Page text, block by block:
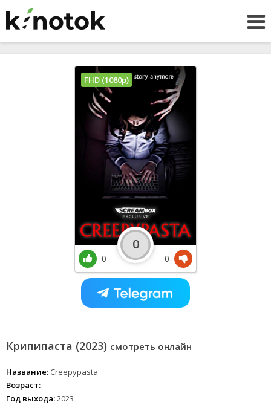
Крипипаста (2023) смотреть онлайн
Название: Creepypasta
Возраст:
Год выхода:2023
FHD (1080p)
0
0
0